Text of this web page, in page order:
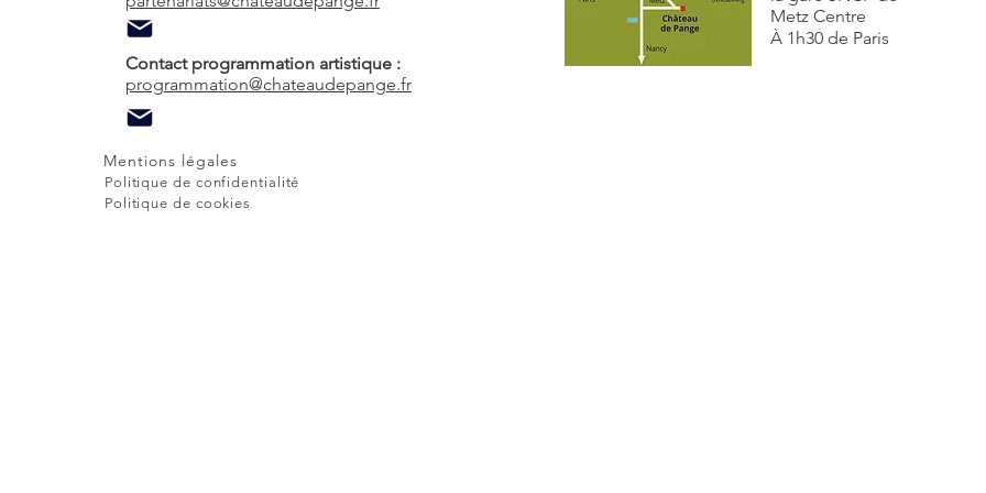
Contact programmation artistique :
programmation@chateaudepange.fr
Mentions légales
Politique de confidentialité
Politique de cookies
Metz Centre
À 1h30 de Paris